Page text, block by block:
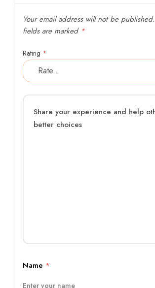
Your email address will not be published.
fields are marked *
Rating *
Name *